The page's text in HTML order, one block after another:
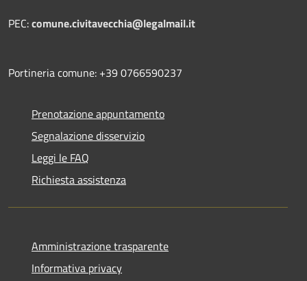
PEC:comune.civitavecchia@legalmail.it
Portineria comune: +39 0766590237
Prenotazione appuntamento
Segnalazione disservizio
Leggi le FAQ
Richiesta assistenza
Amministrazione trasparente
Informativa privacy